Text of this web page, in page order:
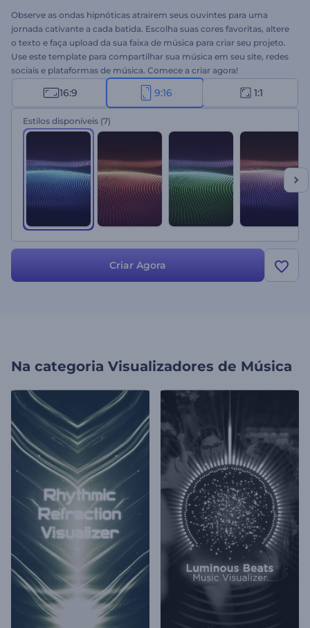
Observe as ondas hipnóticas atrairem seus ouvintes para uma
jornada cativante a cada batida. Escolha suas cores favoritas, altere
o texto e faça upload da sua faixa de música para criar seu projeto.
Use este template para compartilhar sua música em seu site, redes
sociais e plataformas de música. Comece a criar agora!
16:9 9:16 1:1
Estilos disponíveis (7)
Criar Agora
Na categoria Visualizadores de Música